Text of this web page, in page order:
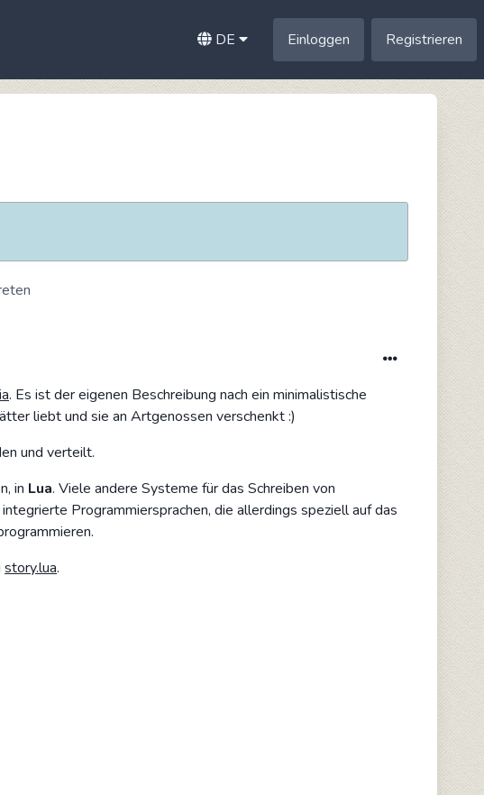
DE Einloggen Registrieren
. Es ist der eigenen Beschreibung nach ein minimalistische
liebt und sie an Artgenossen verschenkt :)
und verteilt.
in Lua. Viele andere Systeme für das Schreiben von
Programmiersprachen, die allerdings speziell auf das
story.lua.